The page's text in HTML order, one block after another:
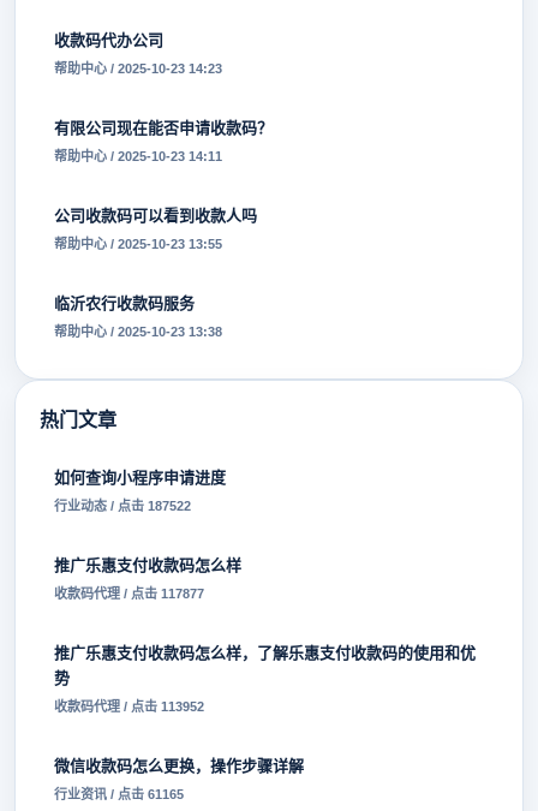
收款码代办公司
帮助中心 / 2025-10-23 14:23
有限公司现在能否申请收款码？
帮助中心 / 2025-10-23 14:11
公司收款码可以看到收款人吗
帮助中心 / 2025-10-23 13:55
临沂农行收款码服务
帮助中心 / 2025-10-23 13:38
热门文章
如何查询小程序申请进度
行业动态 / 点击 187522
推广乐惠支付收款码怎么样
收款码代理 / 点击 117877
推广乐惠支付收款码怎么样，了解乐惠支付收款码的使用和优
势
收款码代理 / 点击 113952
微信收款码怎么更换，操作步骤详解
行业资讯 / 点击 61165